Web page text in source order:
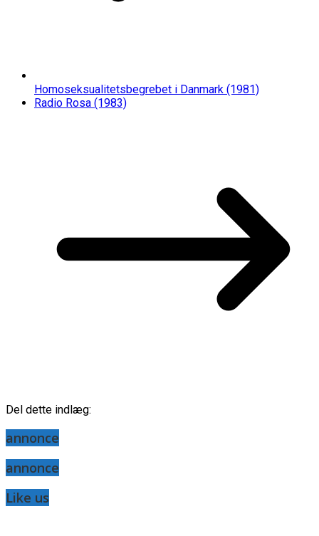
Homoseksualitetsbegrebet i Danmark (1981)
Radio Rosa (1983)
Del dette indlæg:
annonce
annonce
Like us